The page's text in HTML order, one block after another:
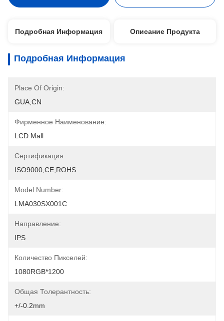
Подробная Информация Описание Продукта
Подробная Информация
Place Of Origin:
GUA,CN
Фирменное Наименование:
LCD Mall
Сертификация:
ISO9000,CE,ROHS
Model Number:
LMA030SX001C
Направление:
IPS
Количество Пикселей:
1080RGB*1200
Общая Толерантность:
+/-0.2mm